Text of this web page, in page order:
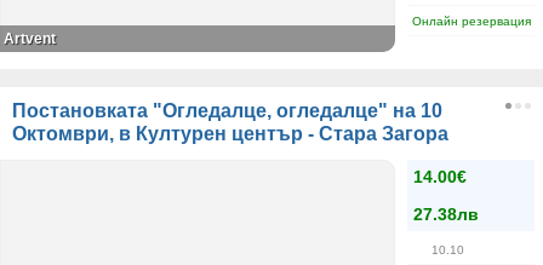
Онлайн резервация
Artvent
Постановката "Огледалце, огледалце" на 10
Октомври, в Културен център - Стара Загора
14.00€
27.38лв
10.10